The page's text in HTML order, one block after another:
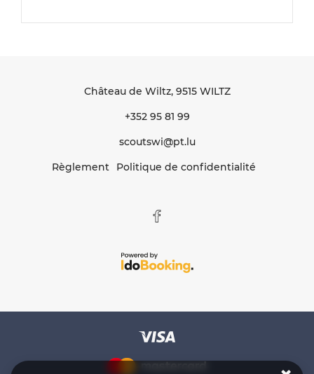
Château de Wiltz, 9515 WILTZ
+352 95 81 99
scoutswi@pt.lu
Règlement
Politique de confidentialité